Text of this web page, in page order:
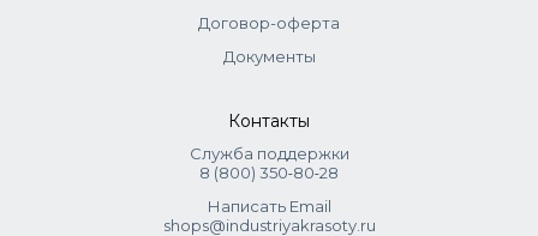
Договор-оферта
Документы
Контакты
Служба поддержки
8 (800) 350‑80‑28
Написать Email
shops@industriyakrasoty.ru